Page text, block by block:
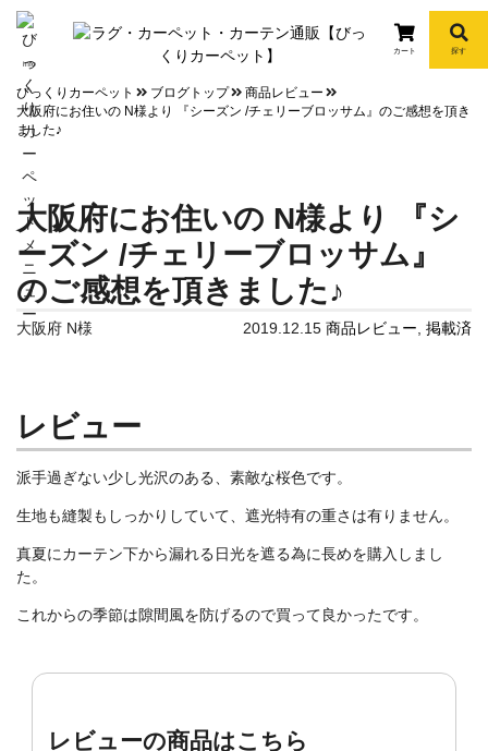
info
カート 探す
びっくりカーペット ブログトップ
商品レビュー
大阪府にお住いの N様より 『シーズン /チェリーブロッサム』のご感想を頂き
ました♪
大阪府にお住いの N様より 『シ
ーズン /チェリーブロッサム』
のご感想を頂きました♪
大阪府 N様 2019.12.15 商品レビュー 掲載済
レビュー
派手過ぎない少し光沢のある、素敵な桜色です。
生地も縫製もしっかりしていて、遮光特有の重さは有りません。
真夏にカーテン下から漏れる日光を遮る為に長めを購入しまし
た。
これからの季節は隙間風を防げるので買って良かったです。
レビューの商品はこちら